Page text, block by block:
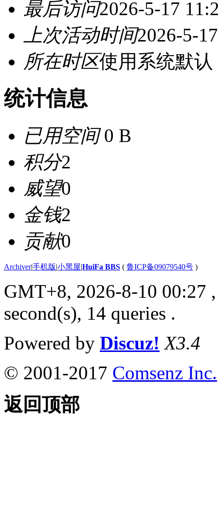
最后访问2026-5-17
上次活动时间2026-5-
所在时区使用系统默认
统计信息
已用空间0 B
积分2
威望0
金钱2
贡献0
Archiver|手机版|小黑屋|HuiFa BBS ( 鲁ICP备09079540号 )
GMT+8, 2026-8-10 00:27
second(s), 14 queries .
Powered by Discuz! X3.4
© 2001-2017 Comsenz Inc.
返回顶部